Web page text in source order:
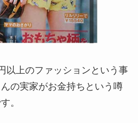
以上のファッションという事
の実家がお金持ちという噂
。